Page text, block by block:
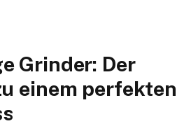
Grinder: Der
einem perfekten